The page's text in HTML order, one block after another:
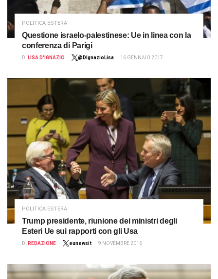
POLITICA ESTERA
Questione israelo-palestinese: Ue in linea con la
conferenza di Parigi
DI LISA D'IGNAZIO @DIgnazioLisa 16 GENNAIO 2017
POLITICA ESTERA
Trump presidente, riunione dei ministri degli
Esteri Ue sui rapporti con gli Usa
DI REDAZIONE eunewsit 9 NOVEMBRE 2016